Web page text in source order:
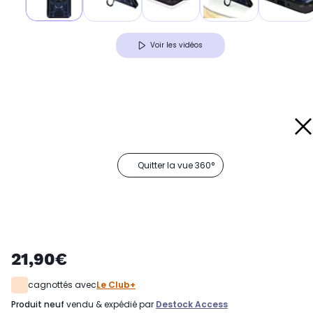
Voir les vidéos
Quitter la vue 360°
21,90€
cagnottés avecLe Club+
produit neuf vendu & expédié par Destock Access